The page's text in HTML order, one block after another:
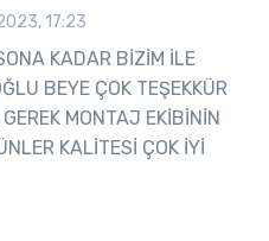
17:23
KADAR BİZİM İLE
BEYE ÇOK TEŞEKKÜR
MONTAJ EKİBİNİN
KALİTESİ ÇOK İYİ